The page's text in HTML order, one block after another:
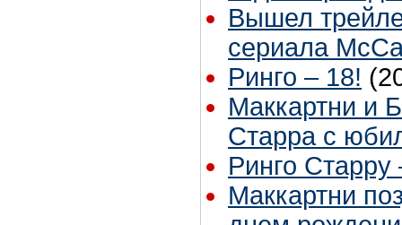
Вышел
сериала
Ринго – 18!
Маккартни и
Старра с
Ринго Старру
Маккартни